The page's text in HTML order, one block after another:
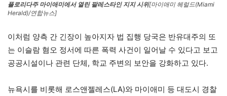
플로리다주 마이애미에서 열린 팔레스타인 지지 시위[마이애미 헤럴드(Miami
Herald)/연합뉴스]
이처럼 양측 간 긴장이 높아지자 법 집행 당국은 반유대주의 또
는 이슬람 혐오 정서에 따른 폭력 사건이 일어날 수 있다고 보고
공공시설이나 관련 단체, 학교 주변의 보안을 강화하고 있다.
뉴욕시를 비롯해 로스앤젤레스(LA)와 마이애미 등 대도시 경찰